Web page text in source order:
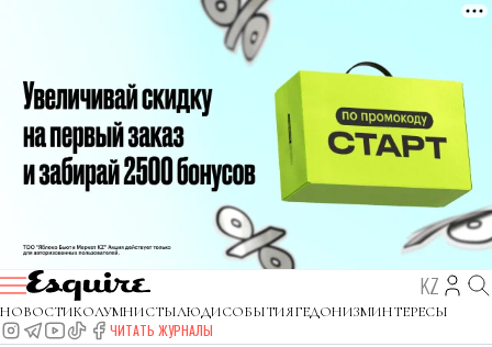
KZ
НОВОСТИКОЛУМНИСТЫЛЮДИСОБЫТИЯГЕДОНИЗМИНТЕРЕСЫ
ЧИТАТЬ ЖУРНАЛЫ